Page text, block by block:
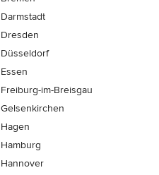
Darmstadt
Dresden
Düsseldorf
Essen
Freiburg-im-Breisgau
Gelsenkirchen
Hagen
Hamburg
Hannover